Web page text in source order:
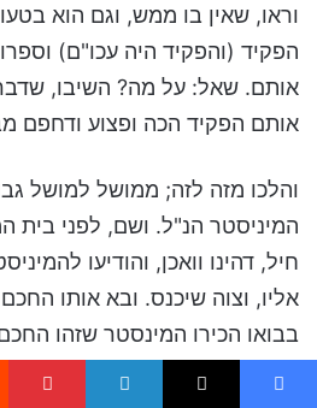
וראו, שאין בו ממש, וגם הוא
הפקיד (והפקיד היה עכו"ם)
אותם. שאל: על מה? השיבו,
אותם הפקיד הכה ופצוע ודחפם
והלכו מזה לזה; ממושל למושל
המיניסטר הנ"ל. ושם, לפני בית
חיל, דהינו וואכן, והודיעו
אליו, וצוה שיכנס. ובא אותו
בבואו הכירו המינסטר שזהו
הכירו מחמת שהיה בגדולה כזו.